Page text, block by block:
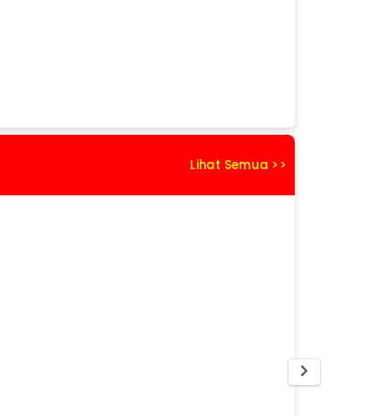
Lihat Semua >>